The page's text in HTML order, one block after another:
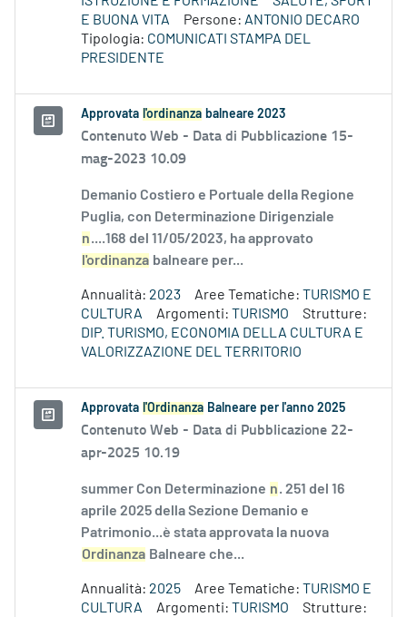
E BUONA VITA
Persone: ANTONIO DECARO
Tipologia: COMUNICATI STAMPA DEL
PRESIDENTE
Approvata l'ordinanza balneare 2023
Contenuto Web - Data di Pubblicazione 15-
mag-2023 10.09
Demanio Costiero e Portuale della Regione
Puglia, con Determinazione Dirigenziale
n....168 del 11/05/2023, ha approvato
l'ordinanza balneare per...
Annualità: 2023 Aree Tematiche: TURISMO E
CULTURA
Argomenti: TURISMO
Strutture:
DIP. TURISMO, ECONOMIA DELLA CULTURA E
VALORIZZAZIONE DEL TERRITORIO
Approvata l'Ordinanza Balneare per l'anno 2025
Contenuto Web - Data di Pubblicazione 22-
apr-2025 10.19
summer Con Determinazione n. 251 del 16
aprile 2025 della Sezione Demanio e
Patrimonio...è stata approvata la nuova
Ordinanza Balneare che...
Annualità: 2025 Aree Tematiche: TURISMO E
CULTURA
Argomenti: TURISMO
Strutture: